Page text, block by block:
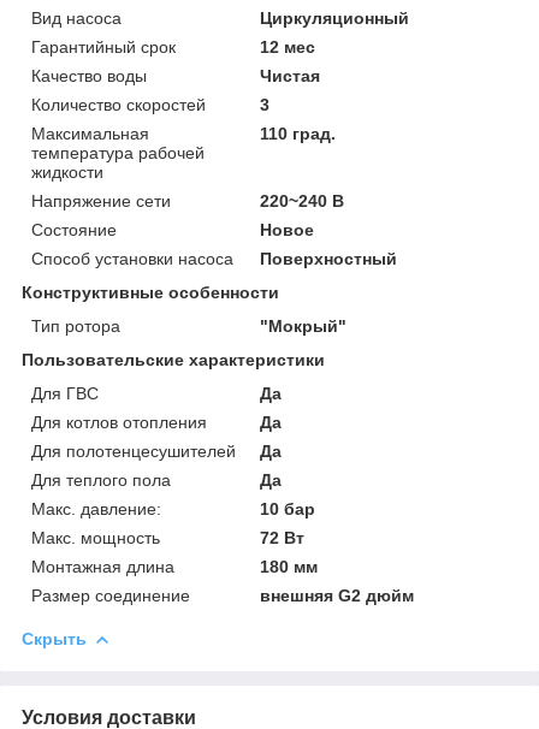
Вид насоса
Циркуляционный
Гарантийный срок
12 мес
Качество воды
Чистая
Количество скоростей
3
Максимальная
температура рабочей
жидкости
110 град.
Напряжение сети
220~240 В
Состояние
Новое
Способ установки насоса
Поверхностный
Конструктивные особенности
Тип ротора
"Мокрый"
Пользовательские характеристики
Для ГВС
Да
Для котлов отопления
Да
Для полотенцесушителей
Да
Для теплого пола
Да
Макс. давление:
10 бар
Макс. мощность
72 Вт
Монтажная длина
180 мм
Размер соединение
внешняя G2 дюйм
Скрыть
Условия доставки